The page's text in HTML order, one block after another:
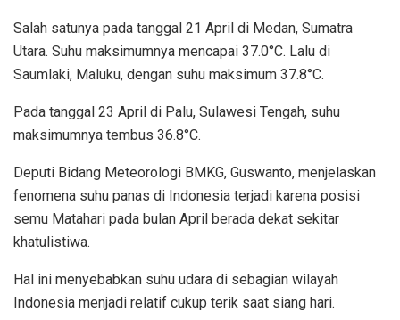
Salah satunya pada tanggal 21 April di Medan, Sumatra
Utara. Suhu maksimumnya mencapai 37.0°C. Lalu di
Saumlaki, Maluku, dengan suhu maksimum 37.8°C.
Pada tanggal 23 April di Palu, Sulawesi Tengah, suhu
maksimumnya tembus 36.8°C.
Deputi Bidang Meteorologi BMKG, Guswanto, menjelaskan
fenomena suhu panas di Indonesia terjadi karena posisi
semu Matahari pada bulan April berada dekat sekitar
khatulistiwa.
Hal ini menyebabkan suhu udara di sebagian wilayah
Indonesia menjadi relatif cukup terik saat siang hari.